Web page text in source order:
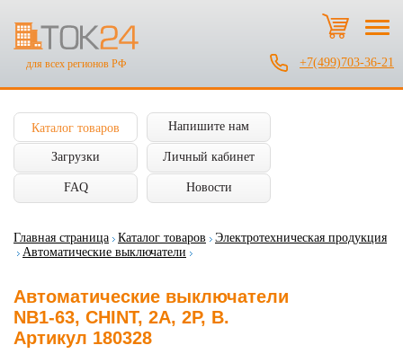
для всех регионов РФ +7(499)703-36-21
Каталог товаров Напишите нам
Загрузки Личный кабинет
FAQ Новости
Главная страница Каталог товаров
Электротехническая продукция
Автоматические выключатели
Автоматические выключатели
NB1-63, CHINT, 2А, 2P, B.
Артикул 180328